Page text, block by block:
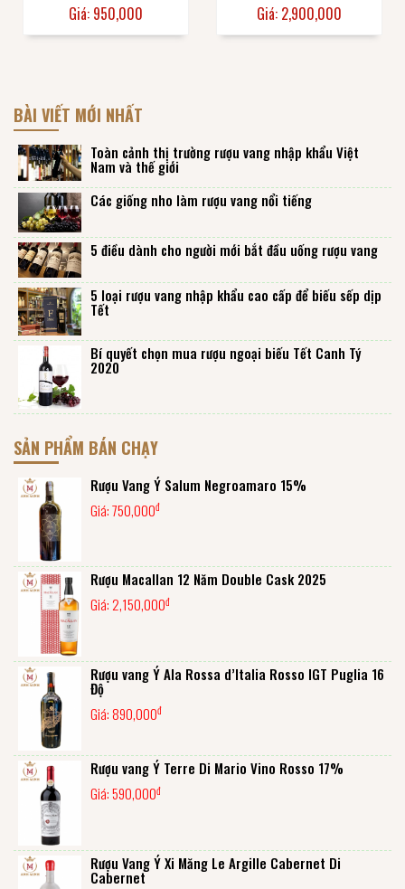
Giá: 950,000 Giá: 2,900,000
BÀI VIẾT MỚI NHẤT
Toàn cảnh thị trường rượu vang nhập khẩu Việt
Nam và thế giới
Các giống nho làm rượu vang nổi tiếng
5 điều dành cho người mới bắt đầu uống rượu vang
5 loại rượu vang nhập khẩu cao cấp để biếu sếp dịp
Tết
Bí quyết chọn mua rượu ngoại biếu Tết Canh Tý
2020
SẢN PHẨM BÁN CHẠY
Rượu Vang Ý Salum Negroamaro 15%
Giá:750,000đ
Rượu Macallan 12 Năm Double Cask 2025
Giá: 2,150,000đ
Rượu vang Ý Ala Rossa d’Italia Rosso IGT Puglia 16
Độ
Giá:890,000đ
Rượu vang Ý Terre Di Mario Vino Rosso 17%
Giá:590,000đ
Rượu Vang Ý Xi Măng Le Argille Cabernet Di
Cabernet